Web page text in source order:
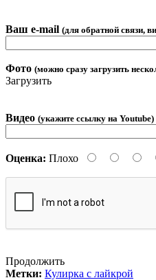
Ваш e-mail (для обратной связи,
Фото (можно сразу загрузить
Загрузить
Видео (укажите ссылку на Youtube)
Оценка: Плохо
Продолжить
Метки: Кулирка с лайкрой